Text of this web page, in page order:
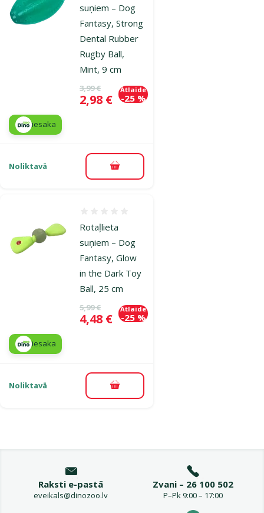
suņiem – Dog
Fantasy, Strong
Dental Rubber
Rugby Ball,
Mint, 9 cm
Oriģinālā cena
3,99 €
Cena
2,98 €
Atlaide
-25 %
iesaka
Noliktavā Pievienot grozam
Rotaļlieta
suņiem – Dog
Fantasy, Glow
in the Dark Toy
Ball, 25 cm
Oriģinālā cena
5,99 €
Cena
4,48 €
Atlaide
-25 %
iesaka
Noliktavā Pievienot grozam
Raksti e-pastā
eveikals@dinozoo.lv
Zvani – 26 100 502
P–Pk 9:00 – 17:00